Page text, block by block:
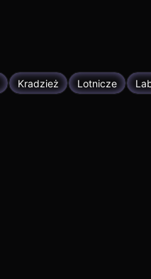
Kradzież Lotnicze